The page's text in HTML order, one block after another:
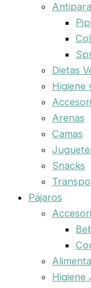
Dietas
Higiene
Arenas
Camas
Snacks
Pájaros
Higiene